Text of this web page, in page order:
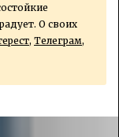
О своих
, Телеграм,